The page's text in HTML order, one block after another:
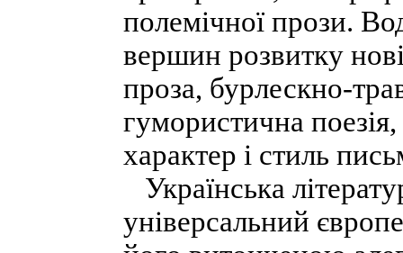
полемічної прози.
вершин розвитку
проза, бурлескно-
гумористична
характер і стиль
Українська
універсальний